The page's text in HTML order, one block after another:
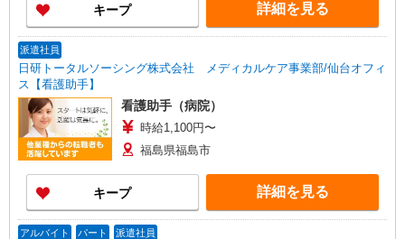
キープ 詳細を見る
派遣社員
日研トータルソーシング株式会社 メディカルケア事業部/仙台オフィ
ス【看護助手】
看護助手（病院）
時給1,100円〜
福島県福島市
キープ 詳細を見る
アルバイト パート 派遣社員